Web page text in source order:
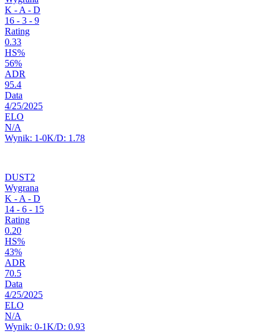
K - A - D
16 - 3 - 9
Rating
0.33
HS%
56%
ADR
95.4
Data
4/25/2025
ELO
N/A
Wynik: 1-0K/D: 1.78
DUST2
Wygrana
K - A - D
14 - 6 - 15
Rating
0.20
HS%
43%
ADR
70.5
Data
4/25/2025
ELO
N/A
Wynik: 0-1K/D: 0.93